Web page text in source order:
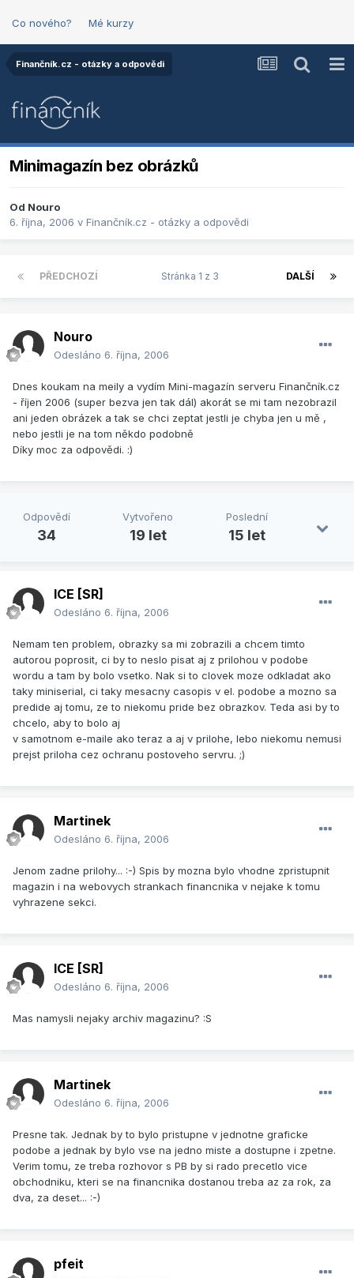
Co nového? Mé kurzy
Finančník.cz - otázky a odpovědi
Minimagazín bez obrázků
Od Nouro
6. října, 2006 v Finančník.cz - otázky a odpovědi
PŘEDCHOZÍ DALŠÍ
Stránka 1 z 3
Nouro
Odesláno 6. října, 2006
Dnes koukam na meily a vydím Mini-magazín serveru Finančník.cz
- říjen 2006 (super bezva jen tak dál) akorát se mi tam nezobrazil
ani jeden obrázek a tak se chci zeptat jestli je chyba jen u mě ,
nebo jestli je na tom někdo podobně
Díky moc za odpovědi. :)
Odpovědí
34
Vytvořeno
19 let
Poslední
15 let
ICE [SR]
Odesláno 6. října, 2006
Nemam ten problem, obrazky sa mi zobrazili a chcem timto
autorou poprosit, ci by to neslo pisat aj z prilohou v podobe
wordu a tam by bolo vsetko. Nak si to clovek moze odkladat ako
taky miniserial, ci taky mesacny casopis v el. podobe a mozno sa
predide aj tomu, ze to niekomu pride bez obrazkov. Teda asi by to
chcelo, aby to bolo aj
v samotnom e-maile ako teraz a aj v prilohe, lebo niekomu nemusi
prejst priloha cez ochranu postoveho servru. ;)
Martinek
Odesláno 6. října, 2006
Jenom zadne prilohy... :-) Spis by mozna bylo vhodne zpristupnit
magazin i na webovych strankach financnika v nejake k tomu
vyhrazene sekci.
ICE [SR]
Odesláno 6. října, 2006
Mas namysli nejaky archiv magazinu? :S
Martinek
Odesláno 6. října, 2006
Presne tak. Jednak by to bylo pristupne v jednotne graficke
podobe a jednak by bylo vse na jedno miste a dostupne i zpetne.
Verim tomu, ze treba rozhovor s PB by si rado precetlo vice
obchodniku, kteri se na financnika dostanou treba az za rok, za
dva, za deset... :-)
pfeit